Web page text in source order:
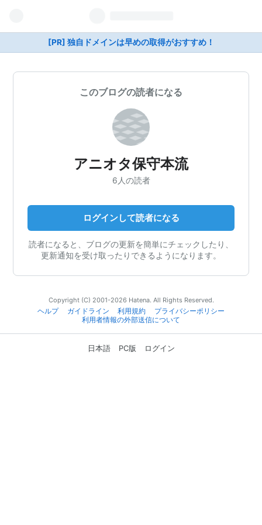
[PR] 独自ドメインは早めの取得がおすすめ！
このブログの読者になる
アニオタ保守本流
6人の読者
ログインして読者になる
読者になると、ブログの更新を簡単にチェックしたり、
更新通知を受け取ったりできるようになります。
Copyright (C) 2001-2026 Hatena. All Rights Reserved.
ヘルプ
ガイドライン 利用規約
プライバシーポリシー
利用者情報の外部送信について
日本語 PC版 ログイン